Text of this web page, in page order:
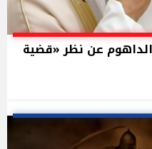
عن نظر «قضية